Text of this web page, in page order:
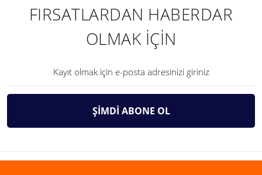
FIRSATLARDAN HABERDAR
OLMAK İÇİN
ŞİMDİ ABONE OL